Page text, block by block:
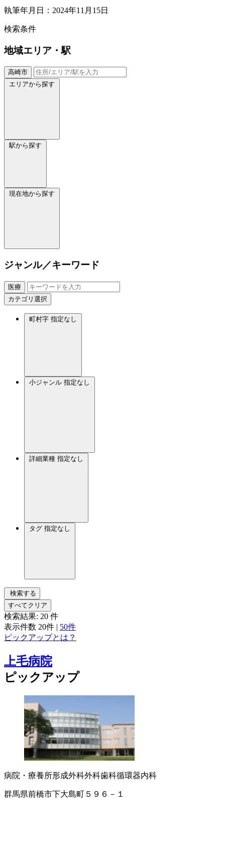
執筆年月日：2024年11月15日
検索条件
地域エリア・駅
高崎市
エリアから探す
駅から探す
現在地から探す
ジャンル／キーワード
医療
カテゴリ選択
町村字 指定なし
小ジャンル 指定なし
詳細業種 指定なし
タグ 指定なし
検索する
すべてクリア
検索結果: 20 件
表示件数 20件 | 50件
ピックアップとは？
上毛病院
ピックアップ
病院・療養所形成外科外科歯科循環器内科
群馬県前橋市下大島町５９６－１